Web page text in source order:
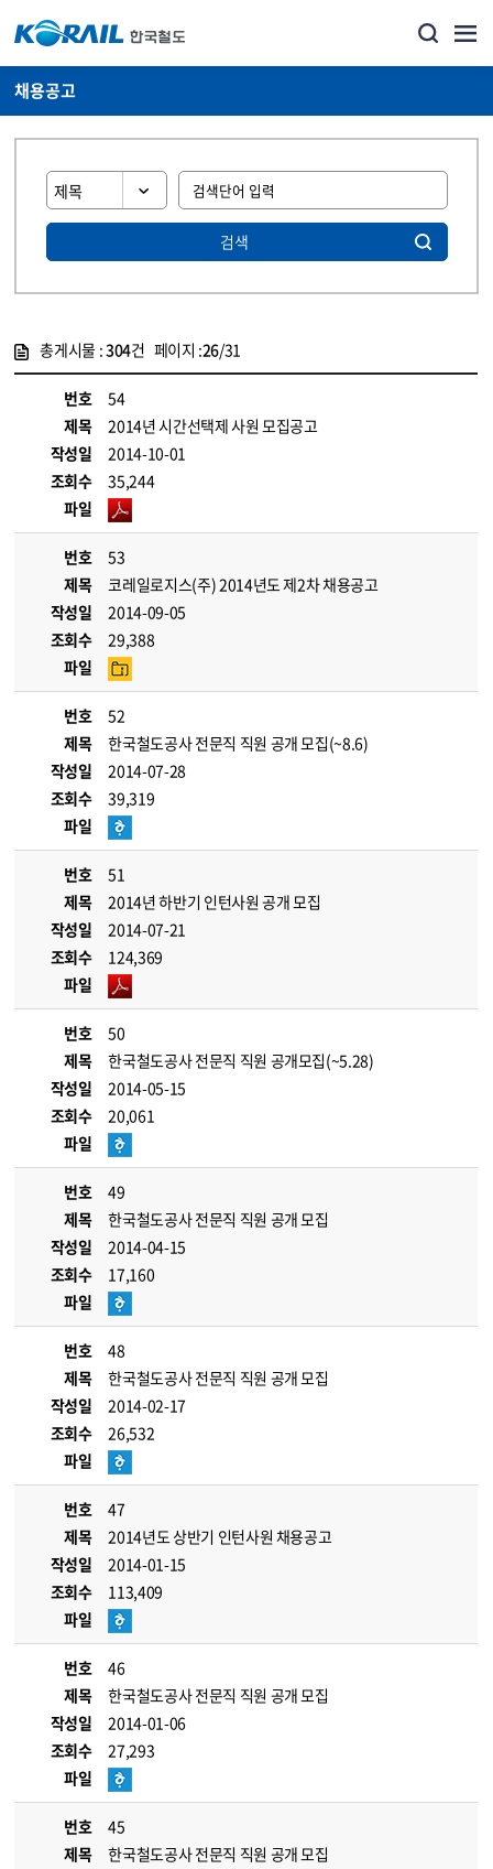
채용공고
검색
총게시물 :304건 페이지 :26/31
번호
54
제목
2014년 시간선택제 사원 모집공고
작성일
2014-10-01
조회수
35,244
파일
번호
53
제목
코레일로지스(주) 2014년도 제2차 채용공고
작성일
2014-09-05
조회수
29,388
파일
번호
52
제목
한국철도공사 전문직 직원 공개 모집(~8.6)
작성일
2014-07-28
조회수
39,319
파일
번호
51
제목
2014년 하반기 인턴사원 공개 모집
작성일
2014-07-21
조회수
124,369
파일
번호
50
제목
한국철도공사 전문직 직원 공개모집(~5.28)
작성일
2014-05-15
조회수
20,061
파일
번호
49
제목
한국철도공사 전문직 직원 공개 모집
작성일
2014-04-15
조회수
17,160
파일
번호
48
제목
한국철도공사 전문직 직원 공개 모집
작성일
2014-02-17
조회수
26,532
파일
번호
47
제목
2014년도 상반기 인턴사원 채용공고
작성일
2014-01-15
조회수
113,409
파일
번호
46
제목
한국철도공사 전문직 직원 공개 모집
작성일
2014-01-06
조회수
27,293
파일
번호
45
제목
한국철도공사 전문직 직원 공개 모집